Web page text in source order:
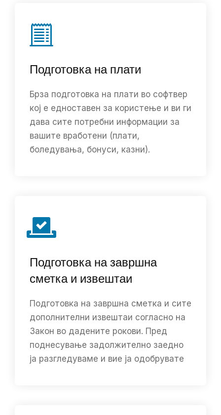
Подготовка на плати
Брза подготовка на плати во софтвер
кој е едноставен за користење и ви ги
дава сите потребни информации за
вашите вработени (плати,
боледувања, бонуси, казни).
Подготовка на завршна
сметка и извештаи
Подготовка на завршна сметка и сите
дополнителни извештаи согласно на
Закон во дадените рокови. Пред
поднесување задолжително заедно
ја разгледуваме и вие ја одобрувате